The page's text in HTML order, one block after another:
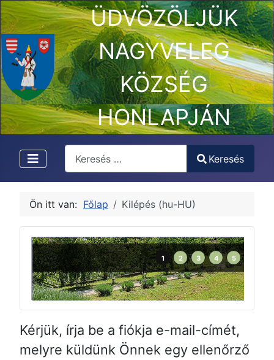
ÜDVÖZÖLJÜK
NAGYVELEG
KÖZSÉG
HONLAPJÁN
Type 2 or more characters for results.
Keresés
Ön itt van: Főlap Kilépés (hu-HU)
1 2 3 4 5
Kérjük, írja be a fiókja e-mail-címét,
melyre küldünk Önnek egy ellenőrző